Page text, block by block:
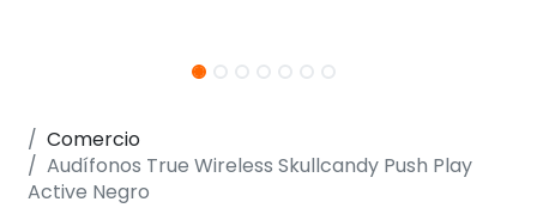
Comercio
Audífonos True Wireless Skullcandy Push Play
Active Negro